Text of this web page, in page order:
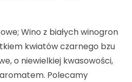
Wino z białych winogron
kwiatów czarnego bzu
o niewielkiej kwasowości,
Polecamy